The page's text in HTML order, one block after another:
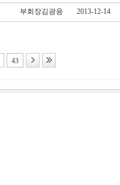
부회장김광용 2013-12-14
43